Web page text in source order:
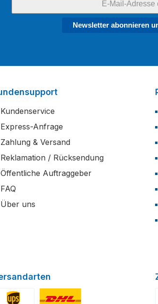
Newsletter abonnieren
Kundenservice
Express-Anfrage
Zahlung & Versand
Reklamation / Rücksendung
Öffentliche Auftraggeber
FAQ
Über uns